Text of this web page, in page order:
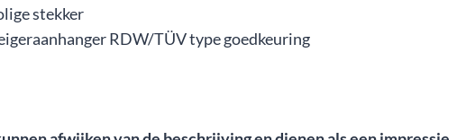
stekker
RDW/TÜV type goedkeuring